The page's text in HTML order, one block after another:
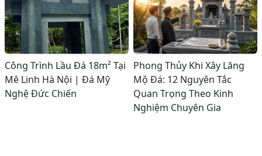
Công Trình Lầu Đá 18m² Tại
Mê Linh Hà Nội | Đá Mỹ
Nghệ Đức Chiến
Phong Thủy Khi Xây Lăng
Mộ Đá: 12 Nguyên Tắc
Quan Trọng Theo Kinh
Nghiệm Chuyên Gia